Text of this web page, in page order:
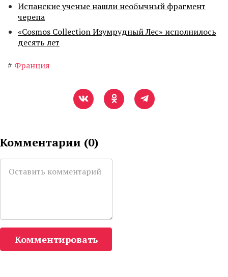
Испанские ученые нашли необычный фрагмент
черепа
«Cosmos Collection Изумрудный Лес» исполнилось
десять лет
# Франция
Комментарии (0)
Комментировать